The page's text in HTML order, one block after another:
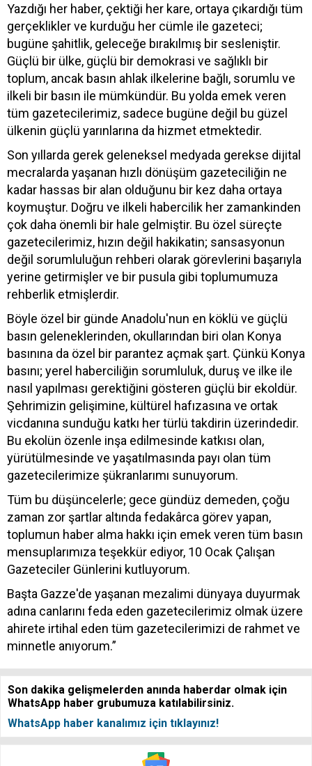
Yazdığı her haber, çektiği her kare, ortaya çıkardığı tüm
gerçeklikler ve kurduğu her cümle ile gazeteci;
bugüne şahitlik, geleceğe bırakılmış bir sesleniştir.
Güçlü bir ülke, güçlü bir demokrasi ve sağlıklı bir
toplum, ancak basın ahlak ilkelerine bağlı, sorumlu ve
ilkeli bir basın ile mümkündür. Bu yolda emek veren
tüm gazetecilerimiz, sadece bugüne değil bu güzel
ülkenin güçlü yarınlarına da hizmet etmektedir.
Son yıllarda gerek geleneksel medyada gerekse dijital
mecralarda yaşanan hızlı dönüşüm gazeteciliğin ne
kadar hassas bir alan olduğunu bir kez daha ortaya
koymuştur. Doğru ve ilkeli habercilik her zamankinden
çok daha önemli bir hale gelmiştir. Bu özel süreçte
gazetecilerimiz, hızın değil hakikatin; sansasyonun
değil sorumluluğun rehberi olarak görevlerini başarıyla
yerine getirmişler ve bir pusula gibi toplumumuza
rehberlik etmişlerdir.
Böyle özel bir günde Anadolu'nun en köklü ve güçlü
basın geleneklerinden, okullarından biri olan Konya
basınına da özel bir parantez açmak şart. Çünkü Konya
basını; yerel haberciliğin sorumluluk, duruş ve ilke ile
nasıl yapılması gerektiğini gösteren güçlü bir ekoldür.
Şehrimizin gelişimine, kültürel hafızasına ve ortak
vicdanına sunduğu katkı her türlü takdirin üzerindedir.
Bu ekolün özenle inşa edilmesinde katkısı olan,
yürütülmesinde ve yaşatılmasında payı olan tüm
gazetecilerimize şükranlarımı sunuyorum.
Tüm bu düşüncelerle; gece gündüz demeden, çoğu
zaman zor şartlar altında fedakârca görev yapan,
toplumun haber alma hakkı için emek veren tüm basın
mensuplarımıza teşekkür ediyor, 10 Ocak Çalışan
Gazeteciler Günlerini kutluyorum.
Başta Gazze'de yaşanan mezalimi dünyaya duyurmak
adına canlarını feda eden gazetecilerimiz olmak üzere
ahirete irtihal eden tüm gazetecilerimizi de rahmet ve
minnetle anıyorum.”
Son dakika gelişmelerden anında haberdar olmak için
WhatsApp haber grubumuza katılabilirsiniz.
WhatsApp haber kanalımız için tıklayınız!